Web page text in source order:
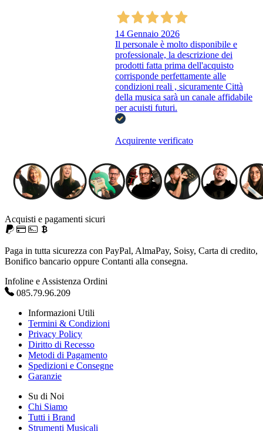
14 Gennaio 2026
Il personale è molto disponibile e
professionale, la descrizione dei
prodotti fatta prima dell'acquisto
corrisponde perfettamente alle
condizioni reali , sicuramente Città
della musica sarà un canale affidabile
per acuisti futuri.
Acquirente verificato
Acquisti e pagamenti sicuri
Paga in tutta sicurezza con PayPal, AlmaPay, Soisy, Carta di credito,
Bonifico bancario oppure Contanti alla consegna.
Infoline e Assistenza Ordini
085.79.96.209
Informazioni Utili
Termini & Condizioni
Privacy Policy
Diritto di Recesso
Metodi di Pagamento
Spedizioni e Consegne
Garanzie
Su di Noi
Chi Siamo
Tutti i Brand
Strumenti Musicali